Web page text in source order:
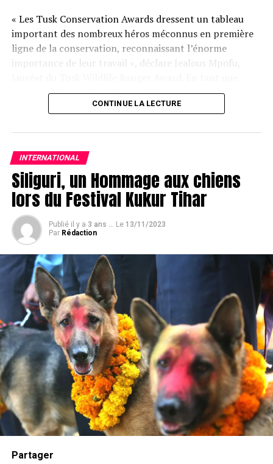
Trending
Condamnation pour avoir
EnAustralie , Arthur & Co. Pet Detectives offre un
service complet de recherche et de sauvetage pour les
animaux perdus. Avec un taux de réussite d’environ 80
%, ils combinent des méthodes traditionnelles de
recherche avec l’utilisation de drones thermiques, de
caméras de suivi et de robots souterrains
télécommandés.
« Les Tusk Conservation Awards dressent un tableau
important des nombreux héros méconnus en première
ligne de la conservation, reconnaissant l’énorme
importance de leur travail », déclare Jealous Mpofu,
responsable du suivi de Painted Dog Conservation
(Chiens peints) au Zimbabwe, il ajoute : « Cela nous
excellent travail de conservation pour les chiens peints
et d’autres espèces en général. »
CONTINUE LA LECTURE
INTERNATIONAL
Siliguri, un Hommage aux chiens
lors du Festival Kukur Tihar
Publié il y a 3 ans ... Le 13/11/2023
Par Rédaction
Partager